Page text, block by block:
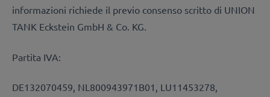
informazioni richiede il previo consenso scritto di UNION
TANK Eckstein GmbH & Co. KG.
Partita IVA:
DE132070459, NL800943971B01, LU11453278,